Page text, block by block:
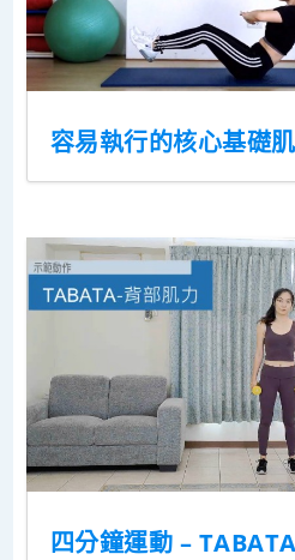
容易執行的核心基礎
四分鐘運動 –